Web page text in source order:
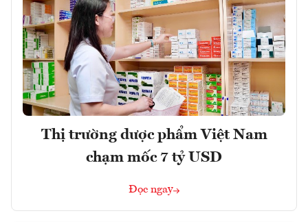
Thị trường dược phẩm Việt Nam
chạm mốc 7 tỷ USD
Đọc ngay